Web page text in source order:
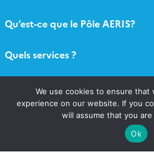
Qu’est-ce que le Pôle AERIS?
Quels services ?
Contact
Newsletter AERIS
We use cookies to ensure that
experience on our website. If you
will assume that you
Ok